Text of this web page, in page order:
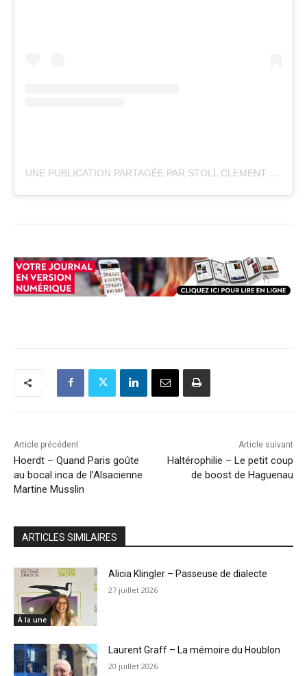
UNE PUBLICATION PARTAGÉE PAR STOLL CLEMENT (@STOLLCLEMENT)
Article précédent
Hoerdt – Quand Paris goûte
au bocal inca de l’Alsacienne
Martine Musslin
Article suivant
Haltérophilie – Le petit coup
de boost de Haguenau
ARTICLES SIMILAIRES
À la une
Alicia Klingler – Passeuse de dialecte
27 juillet 2026
Laurent Graff – La mémoire du Houblon
20 juillet 2026